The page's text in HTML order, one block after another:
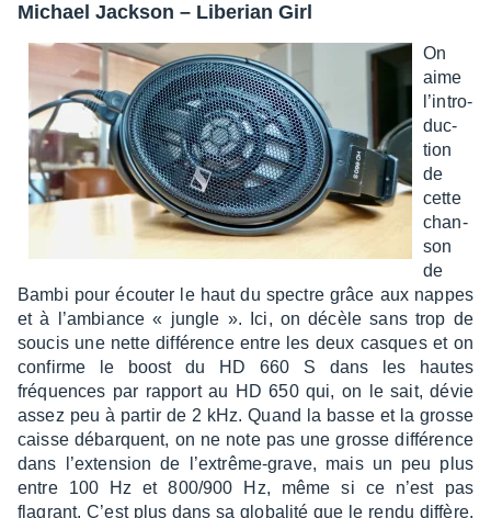
Michael Jack­son – Libe­rian Girl
On
aime
l’in­tro­
duc­
tion
de
cette
chan­
son
de
Bambi pour écou­ter le haut du spectre grâce aux nappes
et à l’am­biance « jungle ». Ici, on décèle sans trop de
soucis une nette diffé­rence entre les deux casques et on
confirme le boost du HD 660 S dans les hautes
fréquences par rapport au HD 650 qui, on le sait, dévie
assez peu à partir de 2 kHz. Quand la basse et la grosse
caisse débarquent, on ne note pas une grosse diffé­rence
dans l’ex­ten­sion de l’ex­trême-grave, mais un peu plus
entre 100 Hz et 800/900 Hz, même si ce n’est pas
flagrant. C’est plus dans sa globa­lité que le rendu diffère,